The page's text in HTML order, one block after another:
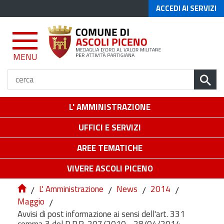
ACCEDI AI SERVIZI
MENU
L' AMMINISTRAZIONE
UFFICI E SERVIZI
AREE TEMATICHE
VIVERE ASCOLI PICENO
/ L' Amministrazione / News / 2014 /
Maggio /
Avvisi di post informazione ai sensi dell'art. 331